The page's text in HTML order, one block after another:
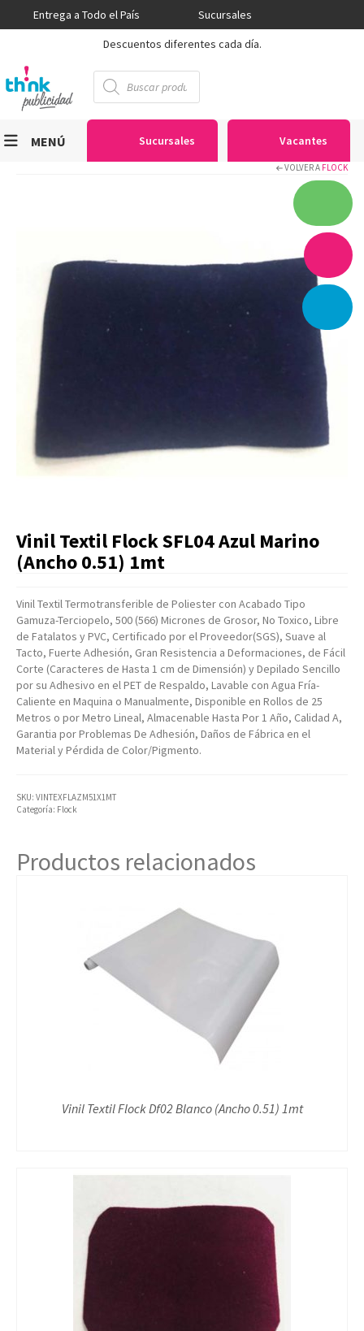
Entrega a Todo el País
Sucursales
Descuentos diferentes cada día.
Búsqueda
de
productos
Sucursales Vacantes
MENÚ
Gran Formato
Facturación
VOLVER A FLOCK
Vinil Textil Flock SFL04 Azul Marino
(Ancho 0.51) 1mt
Vinil Textil Termotransferible de Poliester con Acabado Tipo
Gamuza-Terciopelo, 500 (566) Micrones de Grosor, No Toxico, Libre
de Fatalatos y PVC, Certificado por el Proveedor(SGS), Suave al
Tacto, Fuerte Adhesión, Gran Resistencia a Deformaciones, de Fácil
Corte (Caracteres de Hasta 1 cm de Dimensión) y Depilado Sencillo
por su Adhesivo en el PET de Respaldo, Lavable con Agua Fría-
Caliente en Maquina o Manualmente, Disponible en Rollos de 25
Metros o por Metro Lineal, Almacenable Hasta Por 1 Año, Calidad A,
Garantia por Problemas De Adhesión, Daños de Fábrica en el
Material y Pérdida de Color/Pigmento.
SKU: VINTEXFLAZM51X1MT
Categoría: Flock
Productos relacionados
Vinil Textil Flock Df02 Blanco (Ancho 0.51) 1mt